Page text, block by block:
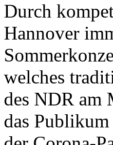
Durch
Hannover
welches
des NDR am
das Publikum